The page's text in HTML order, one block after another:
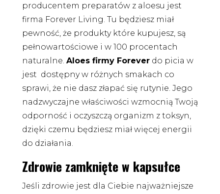
producentem preparatów z aloesu jest
firma Forever Living. Tu będziesz miał
pewność, że produkty które kupujesz, są
pełnowartościowe i w 100 procentach
naturalne. Aloes firmy Foreverdo picia w
jest dostępny w różnych smakach co
sprawi, że nie dasz złapać się rutynie. Jego
nadzwyczajne właściwości wzmocnią Twoją
odporność i oczyszczą organizm z toksyn,
dzięki czemu będziesz miał więcej energii
do działania.
Zdrowie zamknięte w kapsułce
Jeśli zdrowie jest dla Ciebie najważniejsze